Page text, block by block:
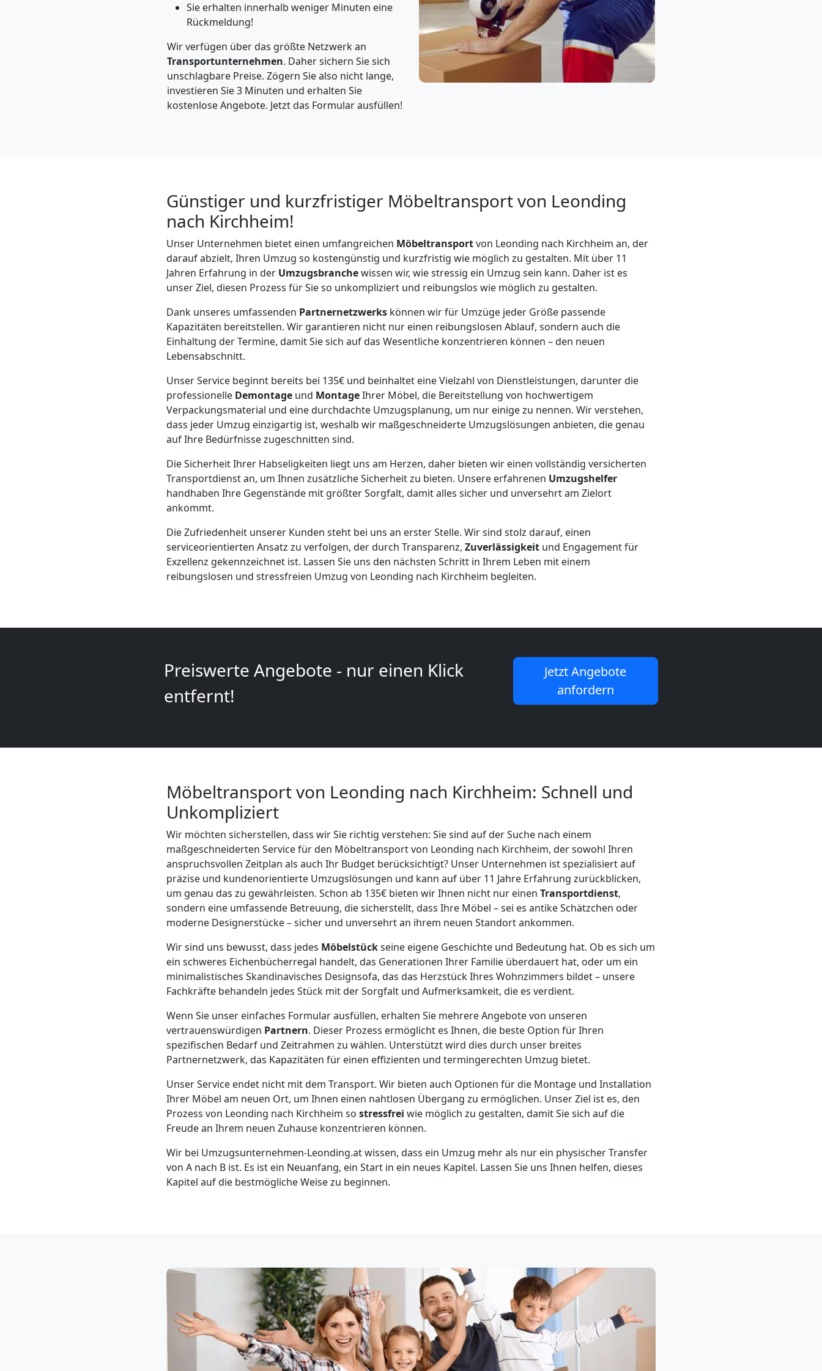
Sie erhalten innerhalb weniger Minuten eine
Rückmeldung!
Wir verfügen über das größte Netzwerk an
Transportunternehmen. Daher sichern Sie sich
unschlagbare Preise. Zögern Sie also nicht lange,
investieren Sie 3 Minuten und erhalten Sie
kostenlose Angebote. Jetzt das Formular ausfüllen!
Günstiger und kurzfristiger Möbeltransport von Leonding
nach Kirchheim!
Unser Unternehmen bietet einen umfangreichen Möbeltransportvon Leonding nach Kirchheim an, der
darauf abzielt, Ihren Umzug so kostengünstig und kurzfristig wie möglich zu gestalten. Mit über 11
Jahren Erfahrung in der Umzugsbranchewissen wir, wie stressig ein Umzug sein kann. Daher ist es
unser Ziel, diesen Prozess für Sie so unkompliziert und reibungslos wie möglich zu gestalten.
Dank unseres umfassenden Partnernetzwerks können wir für Umzüge jeder Größe passende
Kapazitäten bereitstellen. Wir garantieren nicht nur einen reibungslosen Ablauf, sondern auch die
Einhaltung der Termine, damit Sie sich auf das Wesentliche konzentrieren können – den neuen
Lebensabschnitt.
Unser Service beginnt bereits bei 135€ und beinhaltet eine Vielzahl von Dienstleistungen, darunter die
professionelle Demontage und MontageIhrer Möbel, die Bereitstellung von hochwertigem
Verpackungsmaterial und eine durchdachte Umzugsplanung, um nur einige zu nennen. Wir verstehen,
dass jeder Umzug einzigartig ist, weshalb wir maßgeschneiderte Umzugslösungen anbieten, die genau
auf Ihre Bedürfnisse zugeschnitten sind.
Die Sicherheit Ihrer Habseligkeiten liegt uns am Herzen, daher bieten wir einen vollständig versicherten
Transportdienst an, um Ihnen zusätzliche Sicherheit zu bieten. Unsere erfahrenen Umzugshelfer
handhaben Ihre Gegenstände mit größter Sorgfalt, damit alles sicher und unversehrt am Zielort
ankommt.
Die Zufriedenheit unserer Kunden steht bei uns an erster Stelle. Wir sind stolz darauf, einen
serviceorientierten Ansatz zu verfolgen, der durch Transparenz, Zuverlässigkeit und Engagement für
Exzellenz gekennzeichnet ist. Lassen Sie uns den nächsten Schritt in Ihrem Leben mit einem
reibungslosen und stressfreien Umzug von Leonding nach Kirchheim begleiten.
Preiswerte Angebote - nur einen Klick
entfernt!
Jetzt Angebote
anfordern
Möbeltransport von Leonding nach Kirchheim: Schnell und
Unkompliziert
Wir möchten sicherstellen, dass wir Sie richtig verstehen: Sie sind auf der Suche nach einem
maßgeschneiderten Service für den Möbeltransport von Leonding nach Kirchheim, der sowohl Ihren
anspruchsvollen Zeitplan als auch Ihr Budget berücksichtigt? Unser Unternehmen ist spezialisiert auf
präzise und kundenorientierte Umzugslösungen und kann auf über 11 Jahre Erfahrung zurückblicken,
um genau das zu gewährleisten. Schon ab 135€ bieten wir Ihnen nicht nur einen Transportdienst,
sondern eine umfassende Betreuung, die sicherstellt, dass Ihre Möbel – sei es antike Schätzchen oder
moderne Designerstücke – sicher und unversehrt an ihrem neuen Standort ankommen.
Wir sind uns bewusst, dass jedes Möbelstückseine eigene Geschichte und Bedeutung hat. Ob es sich um
ein schweres Eichenbücherregal handelt, das Generationen Ihrer Familie überdauert hat, oder um ein
minimalistisches Skandinavisches Designsofa, das das Herzstück Ihres Wohnzimmers bildet – unsere
Fachkräfte behandeln jedes Stück mit der Sorgfalt und Aufmerksamkeit, die es verdient.
Wenn Sie unser einfaches Formular ausfüllen, erhalten Sie mehrere Angebote von unseren
vertrauenswürdigen Partnern. Dieser Prozess ermöglicht es Ihnen, die beste Option für Ihren
spezifischen Bedarf und Zeitrahmen zu wählen. Unterstützt wird dies durch unser breites
Partnernetzwerk, das Kapazitäten für einen effizienten und termingerechten Umzug bietet.
Unser Service endet nicht mit dem Transport. Wir bieten auch Optionen für die Montage und Installation
Ihrer Möbel am neuen Ort, um Ihnen einen nahtlosen Übergang zu ermöglichen. Unser Ziel ist es, den
Prozess von Leonding nach Kirchheim so stressfrei wie möglich zu gestalten, damit Sie sich auf die
Freude an Ihrem neuen Zuhause konzentrieren können.
Wir bei Umzugsunternehmen-Leonding.at wissen, dass ein Umzug mehr als nur ein physischer Transfer
von A nach B ist. Es ist ein Neuanfang, ein Start in ein neues Kapitel. Lassen Sie uns Ihnen helfen, dieses
Kapitel auf die bestmögliche Weise zu beginnen.
Leonding
Umzug
Klaviertransport